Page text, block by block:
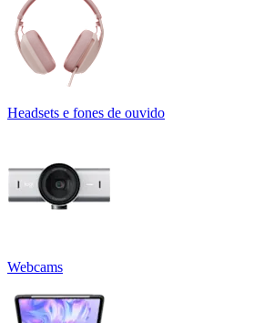
Headsets e fones de ouvido
Webcams